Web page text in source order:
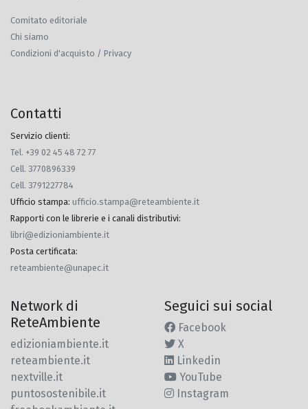
Comitato editoriale
Chi siamo
Condizioni d'acquisto / Privacy
Contatti
Servizio clienti:
Tel. +39 02 45 48 72 77
Cell. 3770896339
Cell. 3791227784
Ufficio stampa: ufficio.stampa@reteambiente.it
Rapporti con le librerie e i canali distributivi:
libri@edizioniambiente.it
Posta certificata:
reteambiente@unapec.it
Network di
ReteAmbiente
edizioniambiente.it
reteambiente.it
nextville.it
puntosostenibile.it
Seguici sui social
Facebook
X
Linkedin
YouTube
Instagram